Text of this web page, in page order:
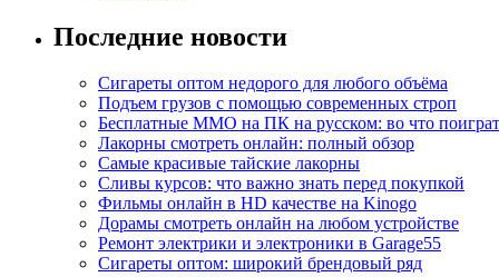
Последние новости
Сигареты оптом недорого для любого объёма
Подъем грузов с помощью современных строп
Бесплатные MMO на ПК на русском: во что
Лакорны смотреть онлайн: полный обзор
Самые красивые тайские лакорны
Сливы курсов: что важно знать перед покупкой
Фильмы онлайн в HD качестве на Kinogo
Дорамы смотреть онлайн на любом устройстве
Ремонт электрики и электроники в Garage55
Сигареты оптом: широкий брендовый ряд